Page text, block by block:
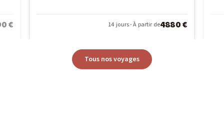
€ 14 jours - À partir de4880 €
Tous nos voyages